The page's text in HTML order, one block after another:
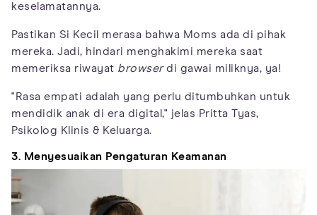
keselamatannya.
Pastikan Si Kecil merasa bahwa Moms ada di pihak
mereka. Jadi, hindari menghakimi mereka saat
memeriksa riwayat browserdi gawai miliknya, ya!
"Rasa empati adalah yang perlu ditumbuhkan untuk
mendidik anak di era digital," jelas Pritta Tyas,
Psikolog Klinis & Keluarga.
3. Menyesuaikan Pengaturan Keamanan